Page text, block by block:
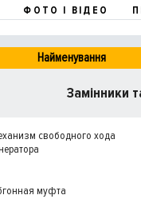
ФОТО І ВІДЕО
Найменування
Замінники
свободного хода
муфта